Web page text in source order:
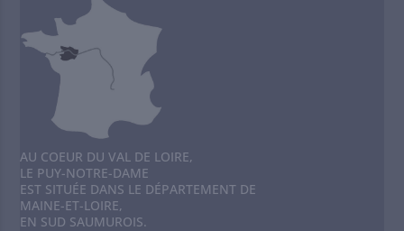
AU COEUR DU VAL DE LOIRE,
LE PUY-NOTRE-DAME
EST SITUÉE DANS LE DÉPARTEMENT DE
MAINE-ET-LOIRE,
EN SUD SAUMUROIS.